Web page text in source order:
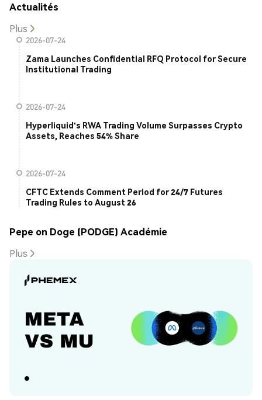
Actualités
Plus
2026-07-24
Zama Launches Confidential RFQ Protocol for Secure
Institutional Trading
2026-07-24
Hyperliquid's RWA Trading Volume Surpasses Crypto
Assets, Reaches 54% Share
2026-07-24
CFTC Extends Comment Period for 24/7 Futures
Trading Rules to August 26
Pepe on Doge (PODGE) Académie
Plus